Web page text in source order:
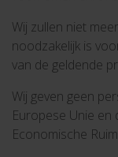
Wij zullen niet
noodzakelijk is
van de geldende
Wij geven geen
Europese Unie en
Economische